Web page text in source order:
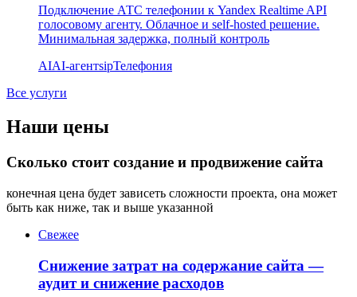
Подключение АТС телефонии к Yandex Realtime API
голосовому агенту. Облачное и self-hosted решение.
Минимальная задержка, полный контроль
AIAI-агентsipТелефония
Все услуги
Наши цены
Сколько стоит создание и продвижение сайта
конечная цена будет зависеть сложности проекта, она может
быть как ниже, так и выше указанной
Свежее
Снижение затрат на содержание сайта —
аудит и снижение расходов